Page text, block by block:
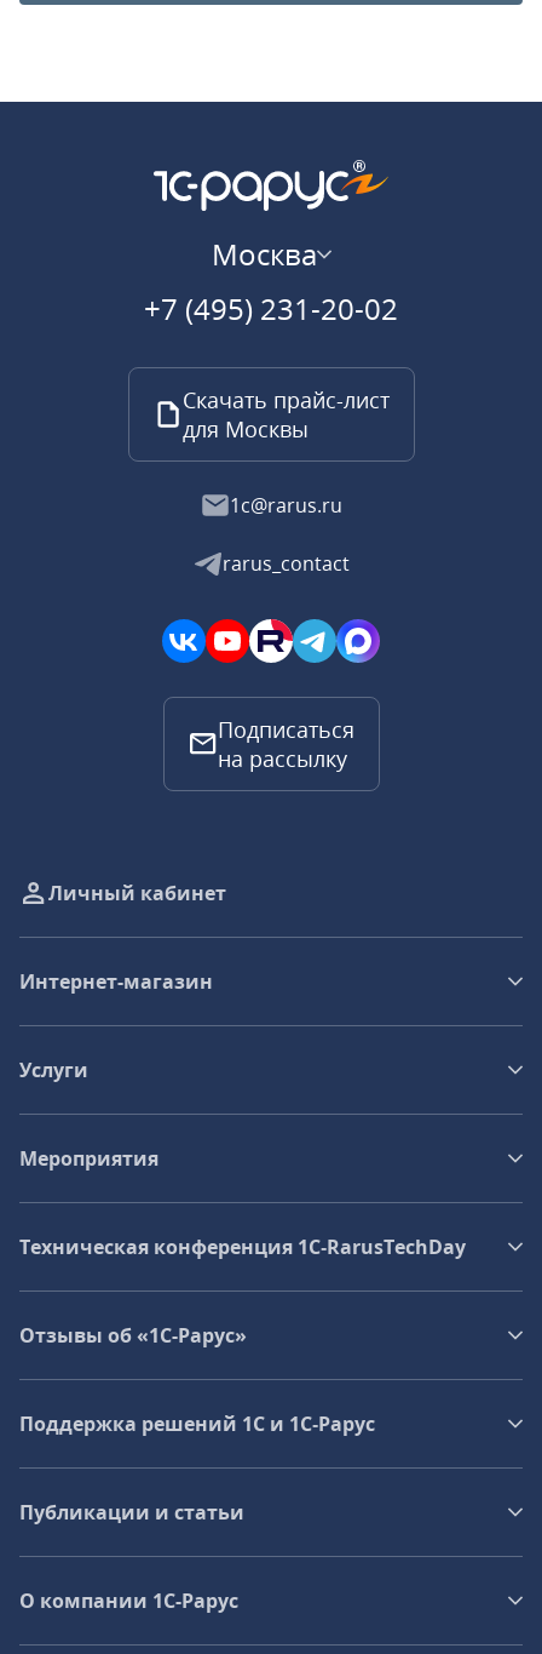
Москва
+7 (495) 231-20-02
Скачать прайс-лист
для Москвы
1c@rarus.ru
rarus_contact
Подписаться
на рассылку
Личный кабинет
Интернет-магазин
Услуги
Мероприятия
Техническая конференция 1C‑RarusTechDay
Отзывы об «1С-Рарус»
Поддержка решений 1С и 1С‑Рарус
Публикации и статьи
О компании 1C-Рарус